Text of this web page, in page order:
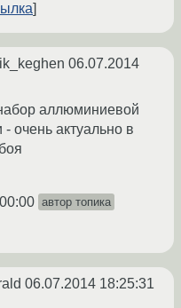
06.07.2014
аллюминиевой
очень актуально в
автор топика
06.07.2014 18:25:31